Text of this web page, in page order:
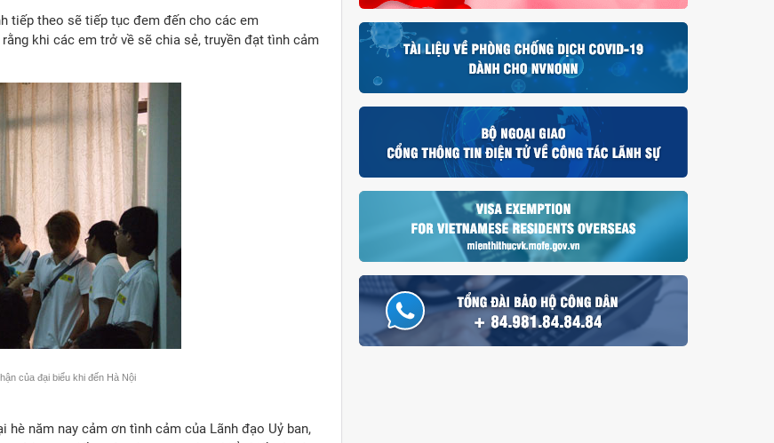
tiếp theo sẽ tiếp tục đem đến cho các em
khi các em trở về sẽ chia sẻ, truyền đạt tình cảm
của đại biểu khi đến Hà Nội
năm nay cảm ơn tình cảm của Lãnh đạo Uỷ ban,